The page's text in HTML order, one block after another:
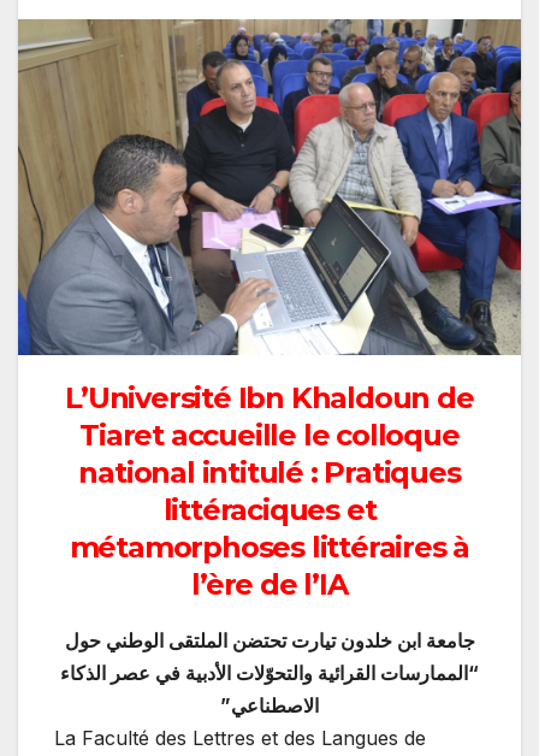
L’Université Ibn Khaldoun de
Tiaret accueille le colloque
national intitulé : Pratiques
littéraciques et
métamorphoses littéraires à
l’ère de l’IA
جامعة ابن خلدون تيارت تحتضن الملتقى الوطني حول
“الممارسات القرائية والتحوّلات الأدبية في عصر الذكاء
الاصطناعي”
La Faculté des Lettres et des Langues de